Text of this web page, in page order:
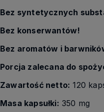
Bez syntetycznych
Bez konserwantów!
Bez aromatów i
Porcja zalecana do
Zawartość netto: 120
Masa kapsułki: 350 mg